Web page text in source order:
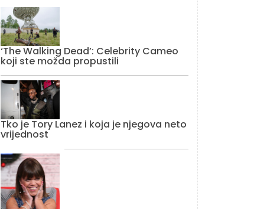
‘The Walking Dead’: Celebrity Cameo
koji ste možda propustili
Tko je Tory Lanez i koja je njegova neto
vrijednost